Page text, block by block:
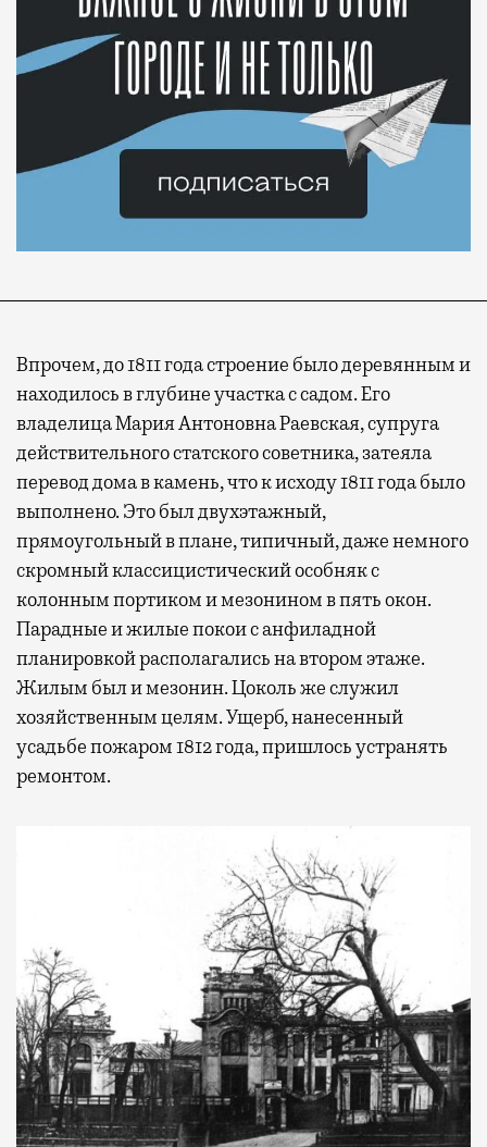
Впрочем, до 1811 года строение было деревянным и
находилось в глубине участка с садом. Его
владелица Мария Антоновна Раевская, супруга
действительного статского советника, затеяла
перевод дома в камень, что к исходу 1811 года было
выполнено. Это был двухэтажный,
прямоугольный в плане, типичный, даже немного
скромный классицистический особняк с
колонным портиком и мезонином в пять окон.
Парадные и жилые покои с анфиладной
планировкой располагались на втором этаже.
Жилым был и мезонин. Цоколь же служил
хозяйственным целям. Ущерб, нанесенный
усадьбе пожаром 1812 года, пришлось устранять
ремонтом.